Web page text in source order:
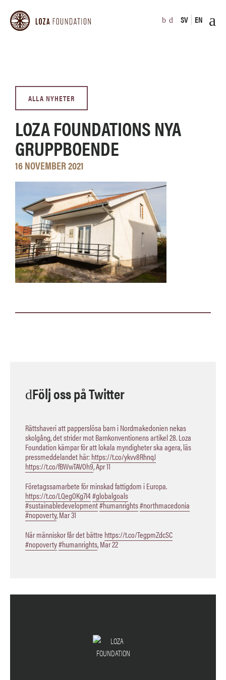
SV EN
ALLA NYHETER
LOZA FOUNDATIONS NYA
GRUPPBOENDE
16 NOVEMBER 2021
Följ oss på Twitter
Rättshaveri att papperslösa barn i Nordmakedonien nekas
skolgång, det strider mot Barnkonventionens artikel 28. Loza
Foundation kämpar för att lokala myndigheter ska agera, läs
pressmeddelandet här:https://t.co/ykvv8RhnqJ
https://t.co/fBWwTAVOh9,Apr 11
Företagssamarbete för minskad fattigdom i Europa.
https://t.co/LQegOKg7I4#globalgoals
#sustainabledevelopment#humanrights#northmacedonia
#nopoverty,Mar 31
När människor får det bättre https://t.co/TegpmZdcSC
#nopoverty#humanrights,Mar 22